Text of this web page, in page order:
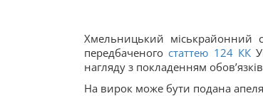
Хмельницький міськрайонний
передбаченогостаттею 124 КК
нагляду з покладенням
На вирок може бути подана